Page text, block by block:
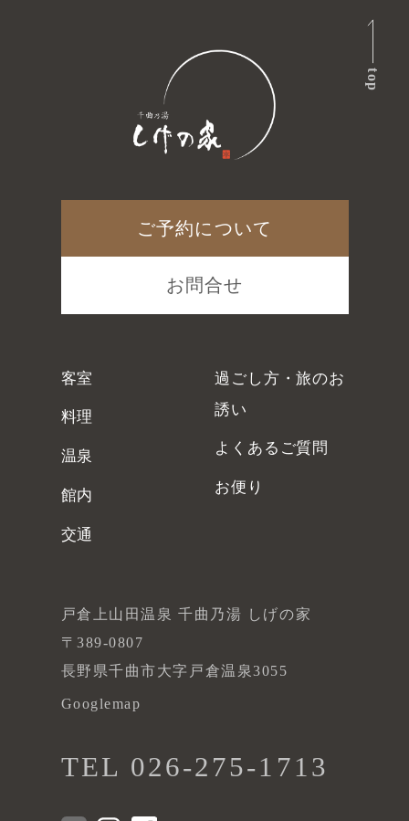
ご予約について
お問合せ
客室
料理
温泉
館内
交通
過ごし方・旅のお
誘い
よくあるご質問
お便り
戸倉上山田温泉 千曲乃湯 しげの家
〒389-0807
長野県千曲市大字戸倉温泉3055
Googlemap
TEL 026-275-1713
top